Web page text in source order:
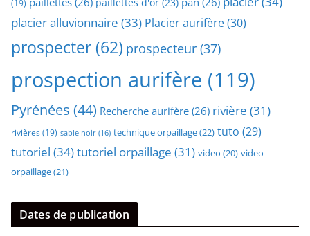
(19)
placier alluvionnaire (33) Placier aurifère(30)
prospecter (62) prospecteur (37)
prospection aurifère (119)
Pyrénées (44) Recherche aurifère (26) rivière (31)
rivières(19) sable noir (16) technique orpaillage(22) tuto (29)
tutoriel (34)tutoriel orpaillage (31) video (20) video
orpaillage(21)
Dates de publication